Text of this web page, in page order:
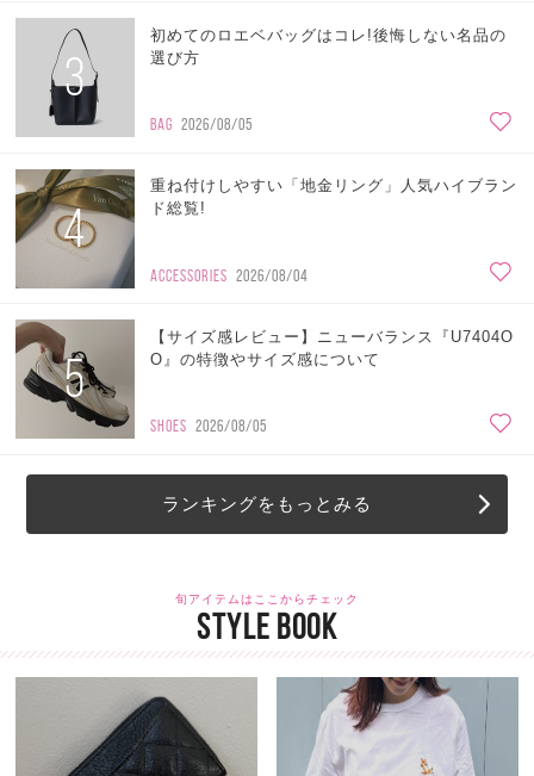
3
初めてのロエベバッグはコレ!後悔しない名品の
選び方
BAG 2026/08/05
4
重ね付けしやすい「地金リング」人気ハイブラン
ド総覧!
ACCESSORIES 2026/08/04
5
【サイズ感レビュー】ニューバランス『U7404O
O』の特徴やサイズ感について
SHOES 2026/08/05
ランキングをもっとみる
旬アイテムはここからチェック
STYLE BOOK